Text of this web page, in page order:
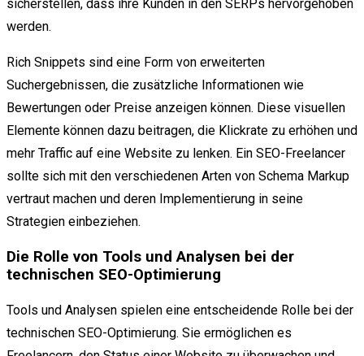
sicherstellen, dass ihre Kunden in den SERPs hervorgehoben
werden.
Rich Snippets sind eine Form von erweiterten
Suchergebnissen, die zusätzliche Informationen wie
Bewertungen oder Preise anzeigen können. Diese visuellen
Elemente können dazu beitragen, die Klickrate zu erhöhen und
mehr Traffic auf eine Website zu lenken. Ein SEO-Freelancer
sollte sich mit den verschiedenen Arten von Schema Markup
vertraut machen und deren Implementierung in seine
Strategien einbeziehen.
Die Rolle von Tools und Analysen bei der
technischen SEO-Optimierung
Tools und Analysen spielen eine entscheidende Rolle bei der
technischen SEO-Optimierung. Sie ermöglichen es